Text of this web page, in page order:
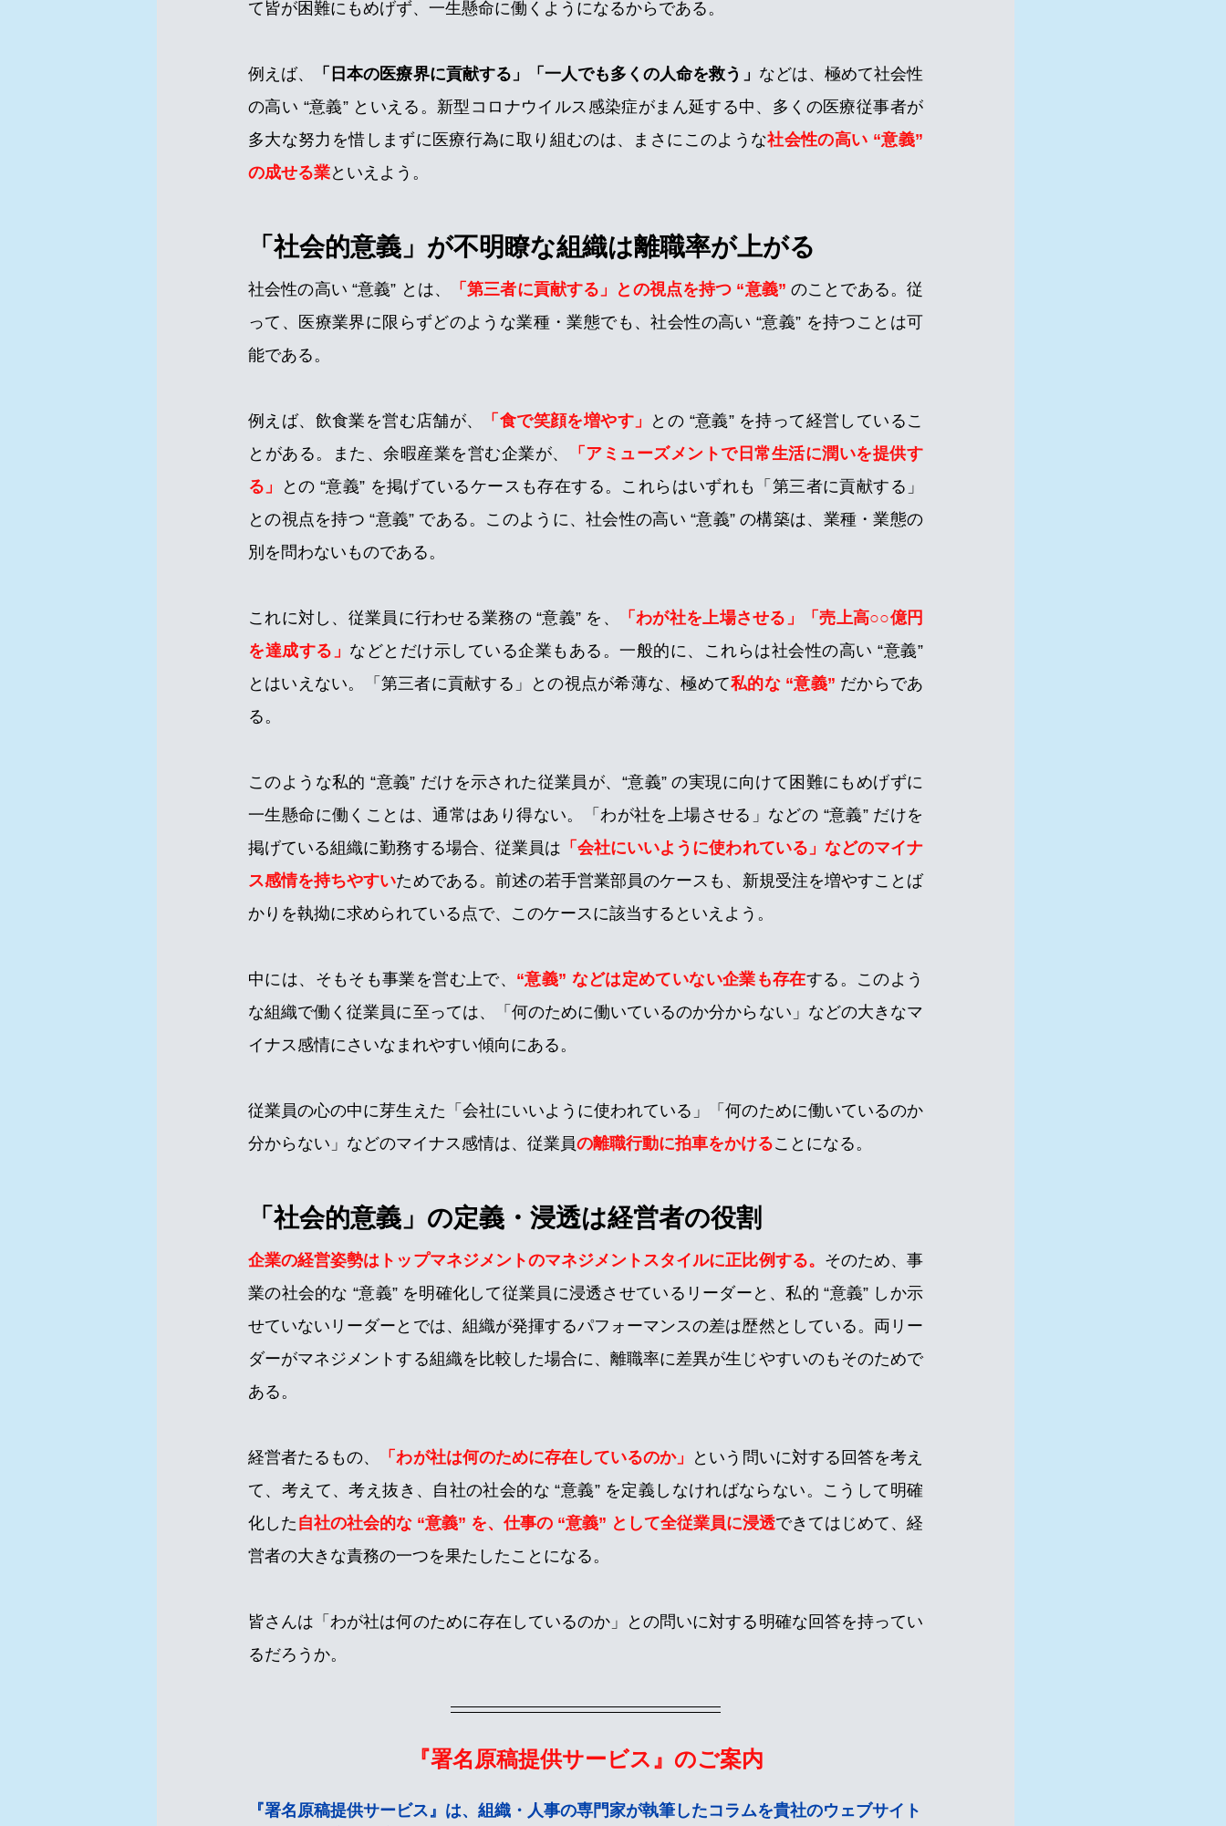
て皆が困難にもめげず、一生懸命に働くようになるからである。
例えば、 「日本の医療界に貢献する」「一人でも多くの人命を救う」 などは、極めて社会性
の高い “意義” といえる。新型コロナウイルス感染症がまん延する中、多くの医療従事者が
多大な努力を惜しまずに医療行為に取り組むのは、まさにこのような社会性の高い “意義”
の成せる業といえよう。
「社会的意義」が不明瞭な組織は離職率が上がる
社会性の高い “意義” とは、 「第三者に貢献する」との視点を持つ “意義” のことである。従
って、医療業界に限らずどのような業種・業態でも、社会性の高い “意義” を持つことは可
能である。
例えば、飲食業を営む店舗が、 「食で笑顔を増やす」
との “意義” を持って経営しているこ
とがある。また、余暇産業を営む企業が、
「アミューズメントで日常生活に潤いを提供す
る」
との “意義” を掲げているケースも存在する。これらはいずれも「第三者に貢献する」
との視点を持つ “意義” である。このように、社会性の高い “意義” の構築は、業種・業態の
別を問わないものである。
これに対し、従業員に行わせる業務の “意義” を、
「わが社を上場させる」「売上高○○億円
を達成する」 などとだけ示している企業もある。一般的に、これらは社会性の高い “意義”
とはいえない。「第三者に貢献する」との視点が希薄な、極めて私的な “意義” だからであ
る。
このような私的 “意義” だけを示された従業員が、“意義” の実現に向けて困難にもめげずに
一生懸命に働くことは、通常はあり得ない。「わが社を上場させる」などの “意義” だけを
掲げている組織に勤務する場合、従業員は 「会社にいいように使われている」などのマイナ
ス感情を持ちやすいためである。前述の若手営業部員のケースも、新規受注を増やすことば
かりを執拗に求められている点で、このケースに該当するといえよう。
中には、そもそも事業を営む上で、 “意義” などは定めていない企業も存在する。このよう
な組織で働く従業員に至っては、「何のために働いているのか分からない」などの大きなマ
イナス感情にさいなまれやすい傾向にある。
従業員の心の中に芽生えた「会社にいいように使われている」「何のために働いているのか
分からない」などのマイナス感情は、従業員の離職行動に拍車をかけることになる。
「社会的意義」の定義・浸透は経営者の役割
企業の経営姿勢はトップマネジメントのマネジメントスタイルに正比例する。 そのため、事
業の社会的な “意義” を明確化して従業員に浸透させているリーダーと、私的 “意義” しか示
せていないリーダーとでは、組織が発揮するパフォーマンスの差は歴然としている。両リー
ダーがマネジメントする組織を比較した場合に、離職率に差異が生じやすいのもそのためで
ある。
経営者たるもの、 「わが社は何のために存在しているのか」
という問いに対する回答を考え
て、考えて、考え抜き、自社の社会的な “意義” を定義しなければならない。こうして明確
化した 自社の社会的な “意義” を、仕事の “意義” として全従業員に浸透できてはじめて、経
営者の大きな責務の一つを果たしたことになる。
皆さんは「わが社は何のために存在しているのか」との問いに対する明確な回答を持ってい
るだろうか。
『署名原稿提供サービス』のご案内
『署名原稿提供サービス』は、組織・人事の専門家が執筆したコラムを貴社のウェブサイト